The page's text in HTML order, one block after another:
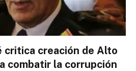
critica creación de Alto
combatir la corrupción